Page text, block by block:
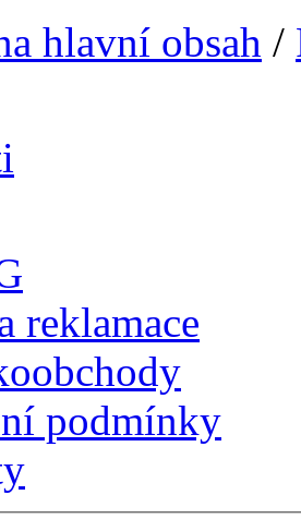
hlavní obsah /
reklamace
podmínky